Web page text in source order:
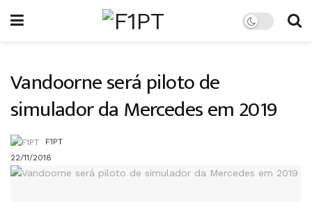
Vandoorne será piloto de
simulador da Mercedes em 2019
F1PT
22/11/2018